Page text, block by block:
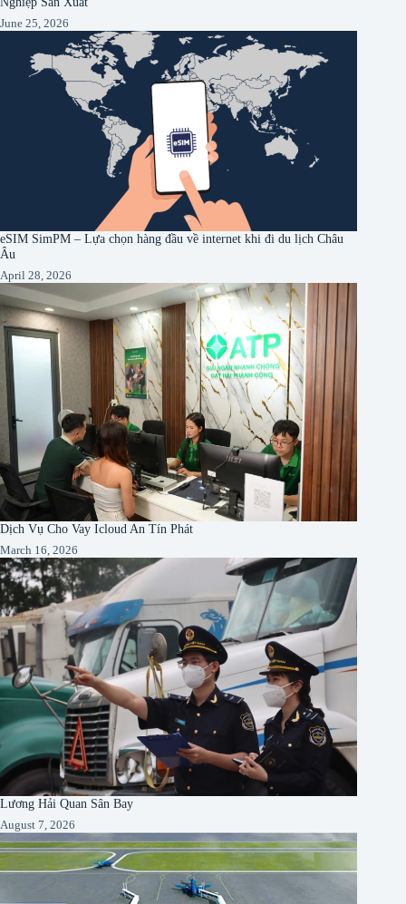
June 25, 2026
eSIM SimPM – Lựa chọn hàng đầu về internet khi đi du lịch Châu
Âu
April 28, 2026
Dịch Vụ Cho Vay Icloud An Tín Phát
March 16, 2026
Lương Hải Quan Sân Bay
August 7, 2026